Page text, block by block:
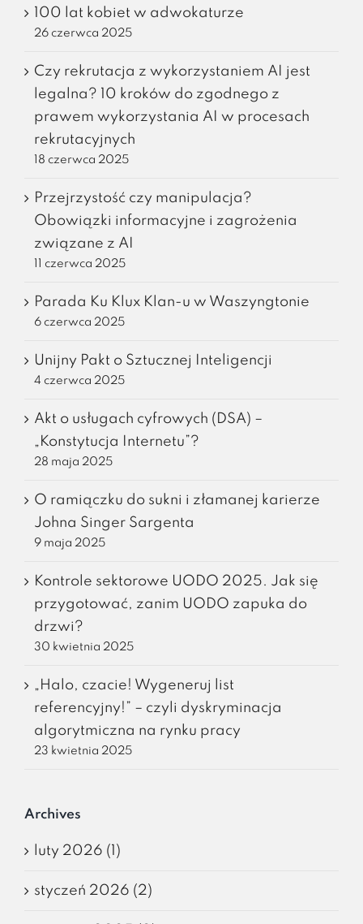
100 lat kobiet w adwokaturze
26 czerwca 2025
Czy rekrutacja z wykorzystaniem AI jest
legalna? 10 kroków do zgodnego z
prawem wykorzystania AI w procesach
rekrutacyjnych
18 czerwca 2025
Przejrzystość czy manipulacja?
Obowiązki informacyjne i zagrożenia
związane z AI
11 czerwca 2025
Parada Ku Klux Klan-u w Waszyngtonie
6 czerwca 2025
Unijny Pakt o Sztucznej Inteligencji
4 czerwca 2025
Akt o usługach cyfrowych (DSA) –
„Konstytucja Internetu”?
28 maja 2025
O ramiączku do sukni i złamanej karierze
Johna Singer Sargenta
9 maja 2025
Kontrole sektorowe UODO 2025. Jak się
przygotować, zanim UODO zapuka do
drzwi?
30 kwietnia 2025
„Halo, czacie! Wygeneruj list
referencyjny!” – czyli dyskryminacja
algorytmiczna na rynku pracy
23 kwietnia 2025
Archives
luty 2026 (1)
styczeń 2026 (2)